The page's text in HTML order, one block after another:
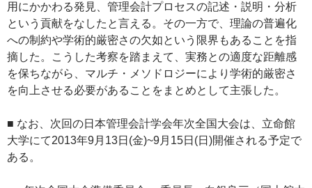
用にかかわる発見、管理会計プロセスの記述・説明・分析
という貢献をなしたと言える。その一方で、理論の普遍化
への制約や学術的厳密さの欠如という限界もあることを指
摘した。こうした考察を踏まえて、実務との適度な距離感
を保ちながら、マルチ・メソドロジーにより学術的厳密さ
を向上させる必要があることをまとめとして主張した。
■ なお、次回の日本管理会計学会年次全国大会は、立命館
大学にて2013年9月13日(金)~9月15日(日)開催される予定で
ある。